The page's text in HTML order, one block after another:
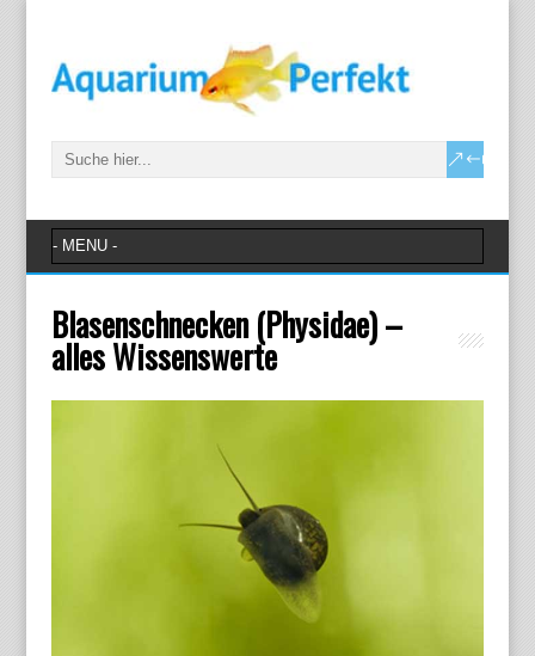
Blasenschnecken (Physidae) –
alles Wissenswerte